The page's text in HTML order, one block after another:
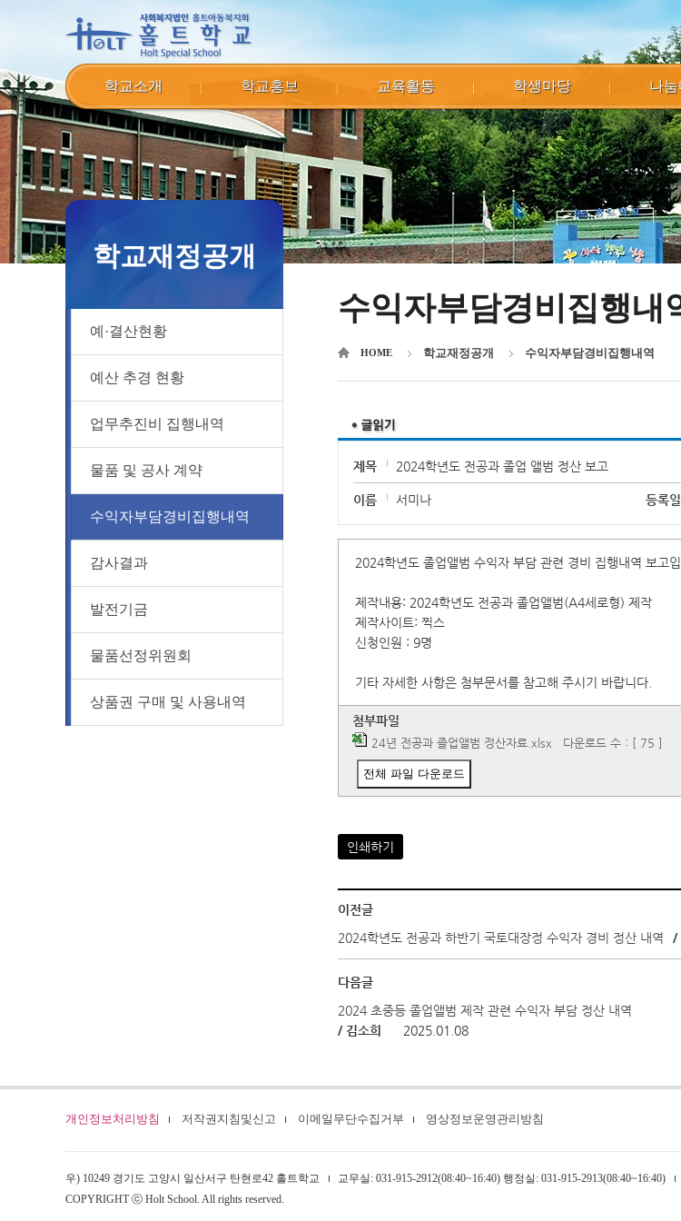
학교소개 학교홍보 교육활동 학생마당 나
학교재정공개
예·결산현황
예산 추경 현황
업무추진비 집행내역
물품 및 공사 계약
수익자부담경비집행내역
감사결과
발전기금
물품선정위원회
상품권 구매 및 사용내역
HOME 학교재정공개 수익자부담경비집행내역
수익자부담경비집행내
제목 2024학년도 전공과 졸업 앨범 정산 보고
이름 서미나 등록일
2024학년도 졸업앨범 수익자 부담 관련 경비 집행내역 보고입
제작내용: 2024학년도 전공과 졸업앨범(A4세로형) 제작
제작사이트: 찍스
신청인원 : 9명
기타 자세한 사항은 첨부문서를 참고해 주시기 바랍니다.
첨부파일
24년 전공과 졸업앨범 정산자료.xlsx 다운로드 수 : [ 75 ]
전체 파일 다운로드
인쇄하기
이전글
2024학년도 전공과 하반기 국토대장정 수익자 경비 정산 내역
/
다음글
2024 초중등 졸업앨범 제작 관련 수익자 부담 정산 내역
/ 김소희
2025.01.08
개인정보처리방침 저작권지침및신고 이메일무단수집거부 영상정보운영관리방침
우) 10249 경기도 고양시 일산서구 탄현로42 홀트학교 교무실: 031-915-2912(08:40~16:40) 행정실: 031-915-2913(08:40~16:40)
COPYRIGHT ⓒ Holt School. All rights reserved.